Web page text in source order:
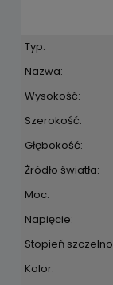
Typ:
Nazwa:
Wysokość:
Szerokość:
Głębokość:
Żródło światła:
Moc:
Napięcie:
Stopień
Kolor: